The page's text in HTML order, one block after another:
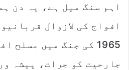
اہم سنگ میل ہے، یہ دن
افواج کی لازوال
1965 کی جنگ میں
جارحیت کو جرات، پیشہ